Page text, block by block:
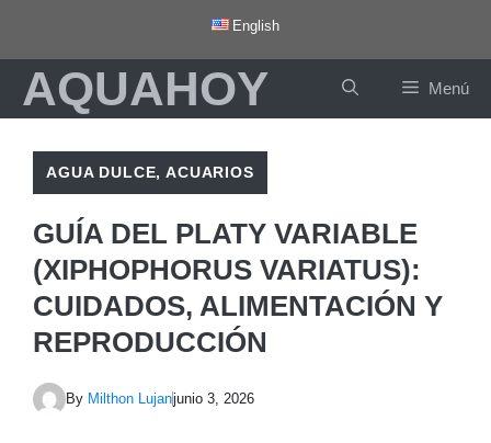
contenido
English
AQUAHOY Menú
AGUA DULCE,ACUARIOS
GUÍA DEL PLATY VARIABLE
(XIPHOPHORUS VARIATUS):
CUIDADOS, ALIMENTACIÓN Y
REPRODUCCIÓN
By Milthon Lujanjunio 3, 2026